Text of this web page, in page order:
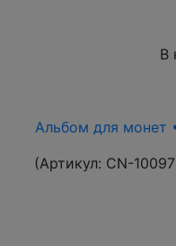
В
Альбом для монет
(Артикул: CN-